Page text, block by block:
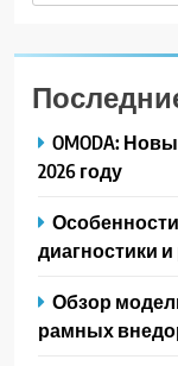
OMODA:
2026 году
диагностики
Обзор
рамных